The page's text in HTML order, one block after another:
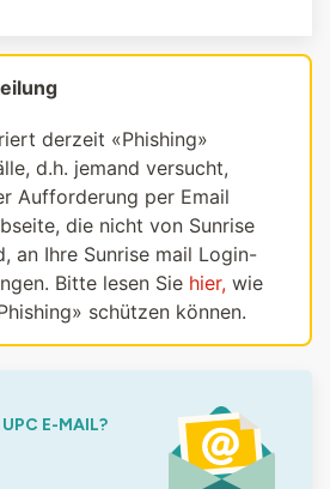
derzeit «Phishing»
d.h. jemand versucht,
Aufforderung per Email
die nicht von Sunrise
an Ihre Sunrise mail Login-
Bitte lesen Sie hier, wie
schützen können.
E-MAIL?